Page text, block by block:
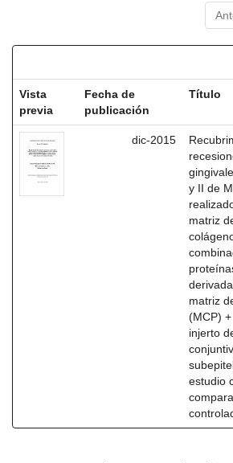
Vista
previa
Fecha de
publicación
Título
dic-2015
y II de
matriz
matriz
(MCP)
injerto
estudio